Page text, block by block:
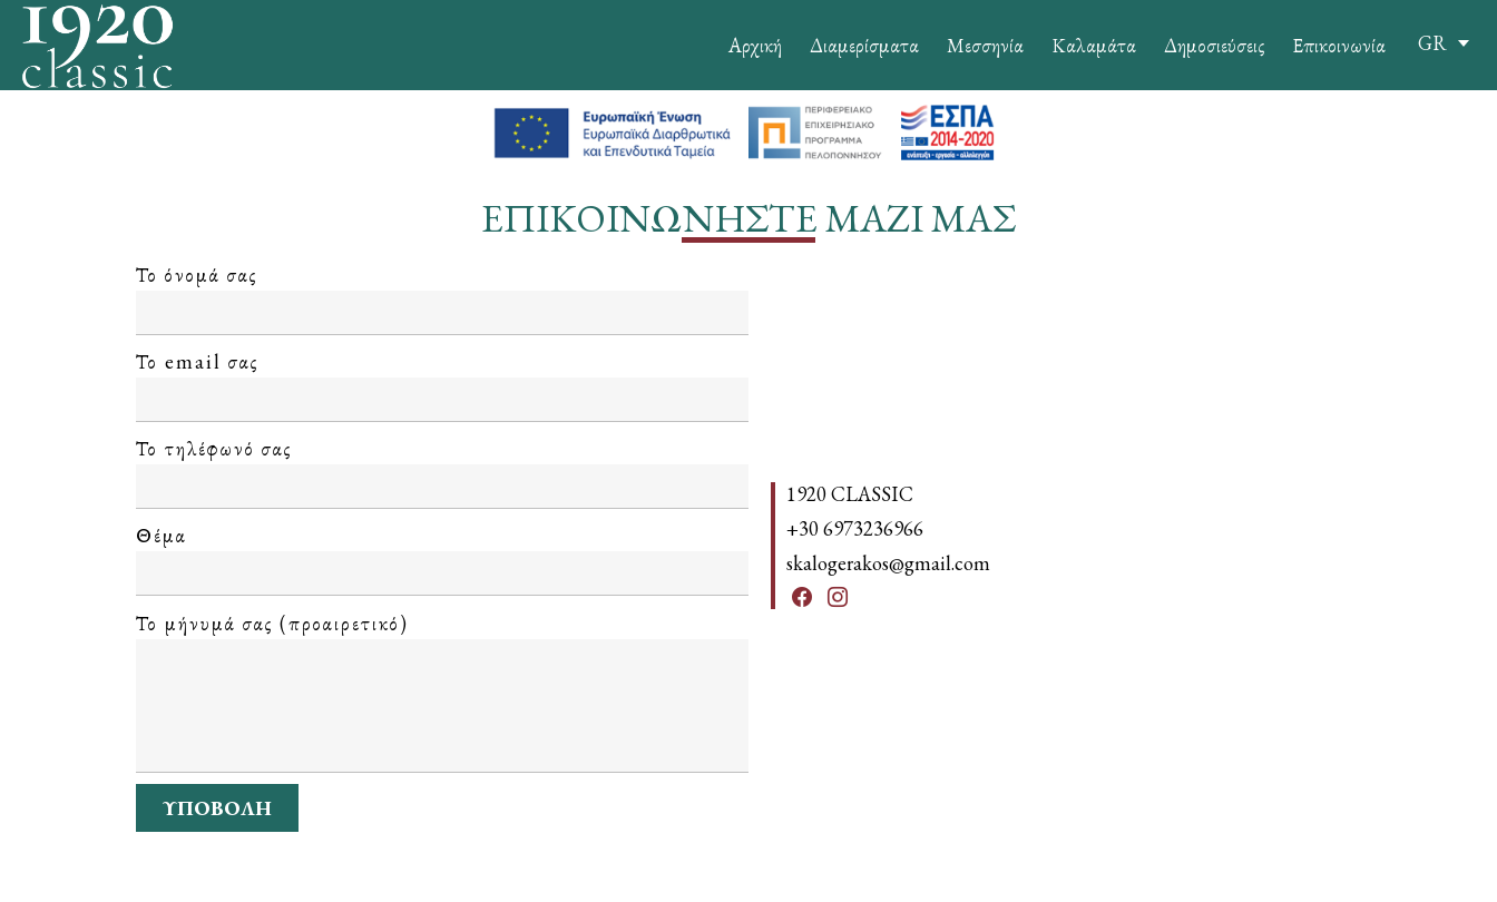
Skip
Αρχική Διαμερίσματα Μεσσηνία Καλαμάτα Δημοσιεύσεις Επικοινωνία GR
ΕΠΙΚΟΙΝΩΝΉΣΤΕ ΜΑΖΊ ΜΑΣ
Το όνομά σας
Το email σας
Το τηλέφωνό σας
Θέμα
Το μήνυμά σας (προαιρετικό)
1920 CLASSIC
+30 6973236966
skalogerakos@gmail.com